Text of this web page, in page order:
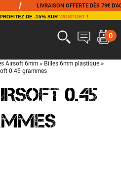
LIVRAISON OFFERTE DÈS 79€
DE -15% SUR WOSPORT!
0
Airsoft 6mm > Billes 6mm plastique >
0.45 grammes
0.45